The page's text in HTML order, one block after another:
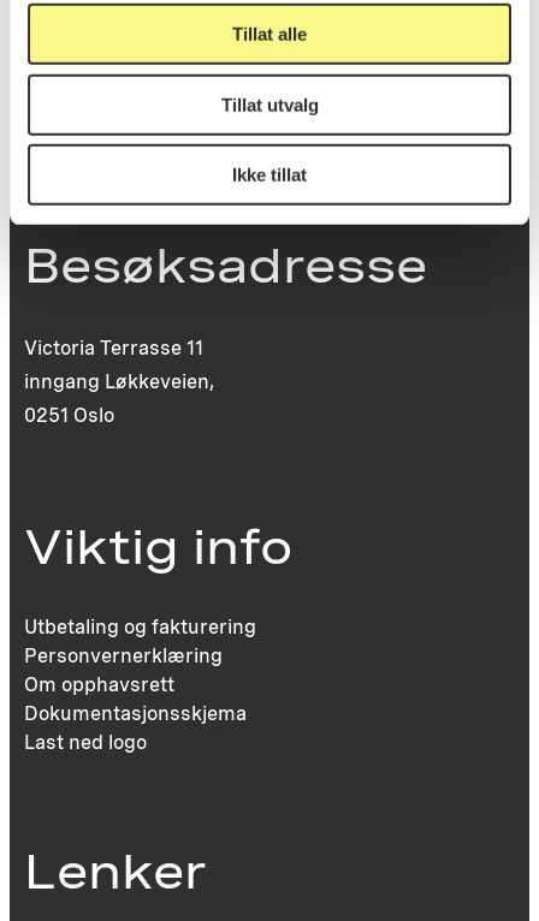
Tillat alle
Tillat utvalg
Ikke tillat
St. Olavs plass
22 99 11 99
Besøksadresse
Victoria Terrasse 11
inngang Løkkeveien,
0251 Oslo
Viktig info
Utbetaling og fakturering
Personvernerklæring
Om opphavsrett
Dokumentasjonsskjema
Last ned logo
Lenker